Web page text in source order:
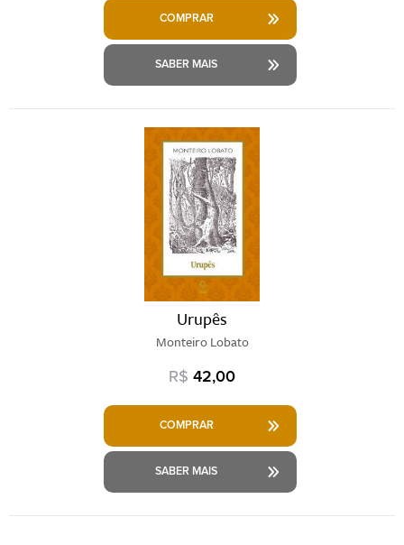
COMPRAR
SABER MAIS
Urupês
Monteiro Lobato
R$ 42,00
COMPRAR
SABER MAIS